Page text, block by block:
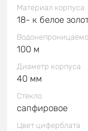
Материал корпуса
18- к белое
100 м
Диаметр корпуса
40 мм
Стекло
сапфировое
Цвет циферблата